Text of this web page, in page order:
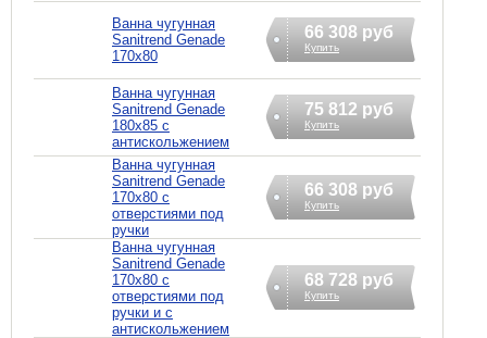
Ванна чугунная
Sanitrend Genade
170х80
66 308 руб
Купить
Ванна чугунная
Sanitrend Genade
180х85 с
антискольжением
75 812 руб
Купить
Ванна чугунная
Sanitrend Genade
170х80 с
отверстиями под
ручки
66 308 руб
Купить
Ванна чугунная
Sanitrend Genade
170х80 с
отверстиями под
ручки и с
антискольжением
68 728 руб
Купить